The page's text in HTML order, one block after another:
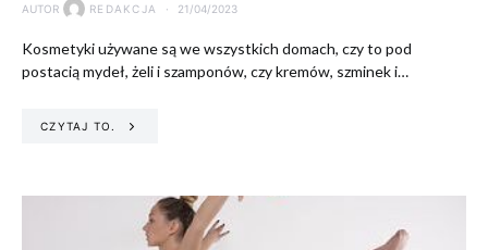
AUTOR REDAKCJA 21/04/2023
Kosmetyki używane są we wszystkich domach, czy to pod
postacią mydeł, żeli i szamponów, czy kremów, szminek i…
CZYTAJ TO.